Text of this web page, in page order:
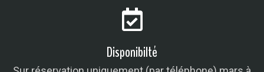
Disponibilté